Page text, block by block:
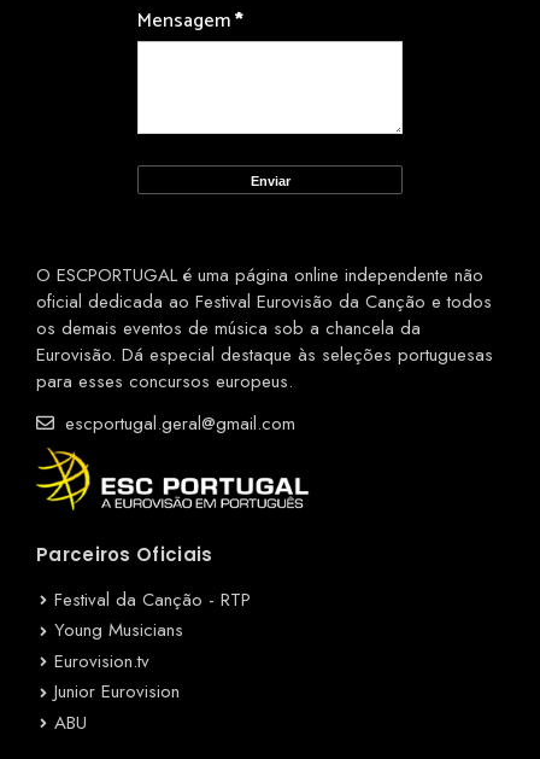
Mensagem*
O ESCPORTUGAL é uma página online independente não
oficial dedicada ao Festival Eurovisão da Canção e todos
os demais eventos de música sob a chancela da
Eurovisão. Dá especial destaque às seleções portuguesas
para esses concursos europeus.
escportugal.geral@gmail.com
Parceiros Oficiais
Festival da Canção - RTP
Young Musicians
Eurovision.tv
Junior Eurovision
ABU